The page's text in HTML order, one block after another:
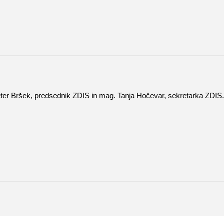
Bršek, predsednik ZDIS in mag. Tanja Hočevar, sekretarka ZDIS.